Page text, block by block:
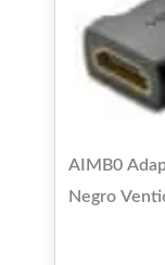
AIMB0
Negro